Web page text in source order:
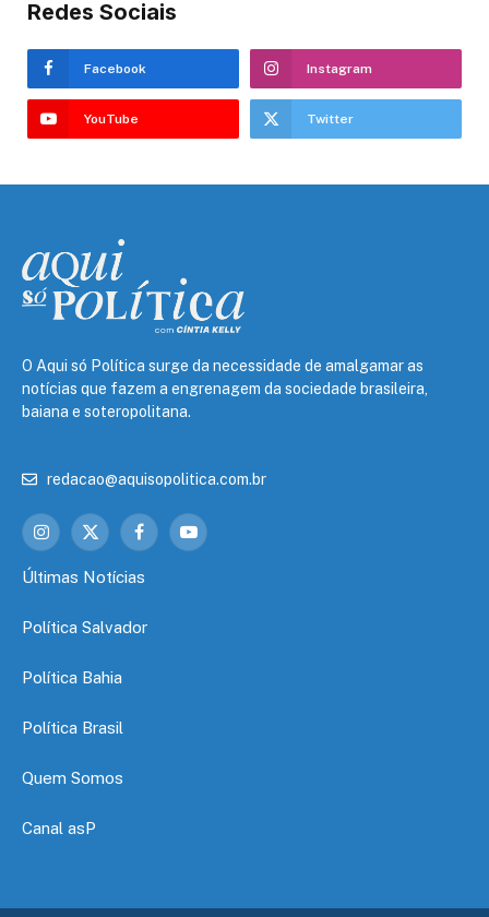
Redes Sociais
Facebook Instagram
YouTube Twitter
O Aqui só Política surge da necessidade de amalgamar as
notícias que fazem a engrenagem da sociedade brasileira,
baiana e soteropolitana.
redacao@aquisopolitica.com.br
Instagram
X
FacebookYouTube
Últimas Notícias
Política Salvador
Política Bahia
Política Brasil
Quem Somos
Canal asP